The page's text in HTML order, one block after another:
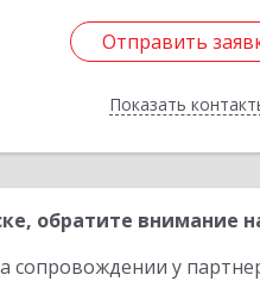
Отправить
Показать
Отправить
Назад
обратите внимание
сопровождении у